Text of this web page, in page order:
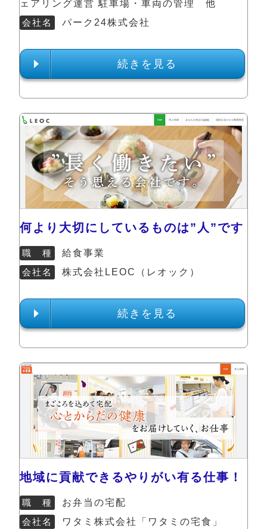
ェアリング運営 駐車場・車両の管理 他
会社名
パーク24株式会社
続きを見る
何より大切にしているものは”人”です
職 種
給食事業
会社名
株式会社LEOC（レオック）
続きを見る
地域に貢献できるやりがい有る仕事！
職 種
お弁当の宅配
会社名
ワタミ株式会社「ワタミの宅食」